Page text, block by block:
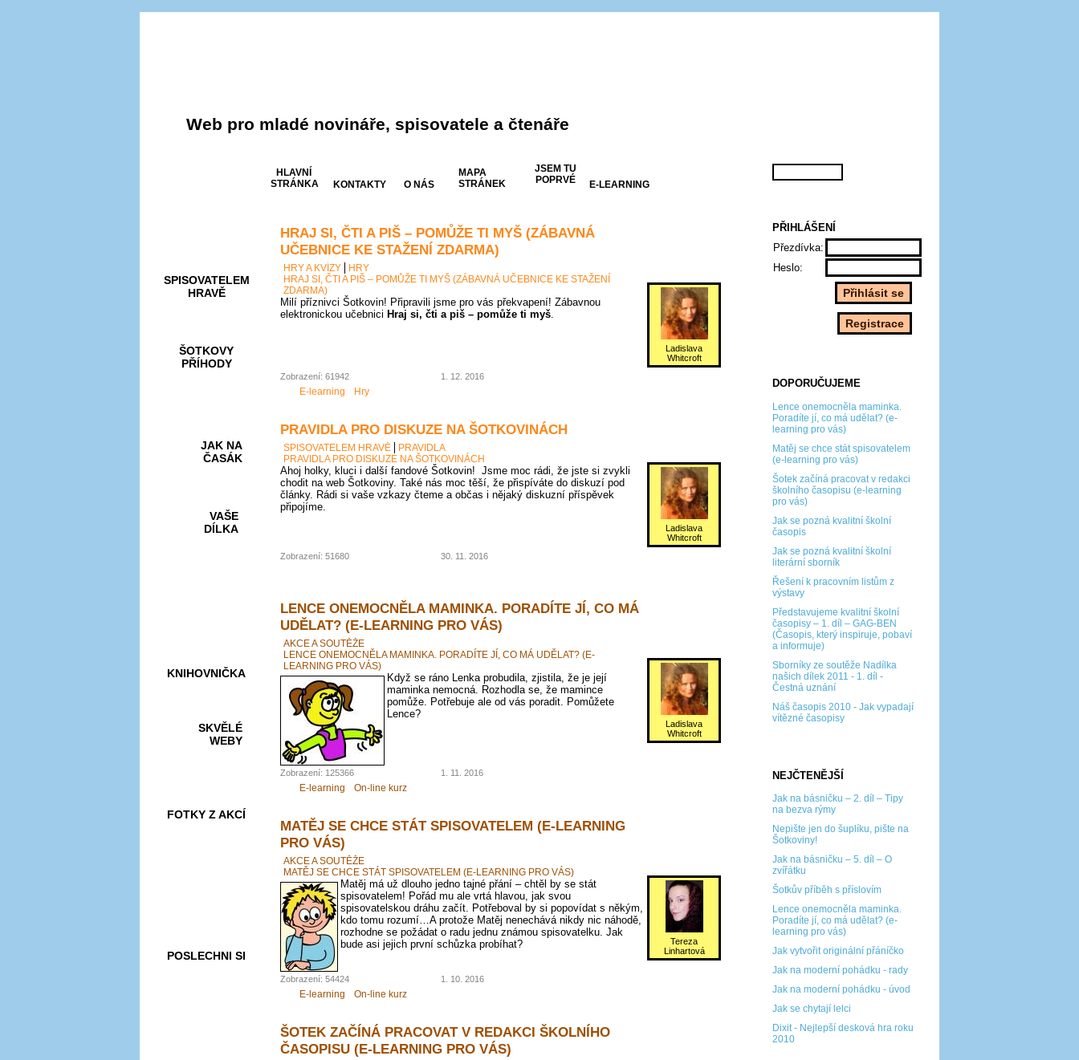
Web pro mladé novináře, spisovatele a čtenáře
HLAVNÍ
STRÁNKA
KONTAKTY O NÁS
MAPA
STRÁNEK
JSEM TU
POPRVÉ
E-LEARNING
SPISOVATELEM
HRAVĚ
ŠOTKOVY
PŘÍHODY
JAK NA
ČASÁK
VAŠE
DÍLKA
KNIHOVNIČKA
SKVĚLÉ
WEBY
FOTKY Z AKCÍ
POSLECHNI SI
PŘIHLÁŠENÍ
Přezdívka:
Heslo:
DOPORUČUJEME
Lence onemocněla maminka.
Poradíte jí, co má udělat? (e-
learning pro vás)
Matěj se chce stát spisovatelem
(e-learning pro vás)
Šotek začíná pracovat v redakci
školního časopisu (e-learning
pro vás)
Jak se pozná kvalitní školní
časopis
Jak se pozná kvalitní školní
literární sborník
Řešení k pracovním listům z
výstavy
Představujeme kvalitní školní
časopisy – 1. díl – GAG-BEN
(Časopis, který inspiruje, pobaví
a informuje)
Sborníky ze soutěže Nadílka
našich dílek 2011 - 1. díl -
Čestná uznání
Náš časopis 2010 - Jak vypadají
vítězné časopisy
NEJČTENĚJŠÍ
Jak na básničku – 2. díl – Tipy
na bezva rýmy
Nepište jen do šuplíku, pište na
Šotkoviny!
Jak na básničku – 5. díl – O
zvířátku
Šotkův příběh s příslovím
Lence onemocněla maminka.
Poradíte jí, co má udělat? (e-
learning pro vás)
Jak vytvořit originální přáníčko
Jak na moderní pohádku - rady
Jak na moderní pohádku - úvod
Jak se chytají lelci
Dixit - Nejlepší desková hra roku
2010
HRAJ SI, ČTI A PIŠ – POMŮŽE TI MYŠ (ZÁBAVNÁ
UČEBNICE KE STAŽENÍ ZDARMA)
HRY A KVÍZY
HRY
HRAJ SI, ČTI A PIŠ – POMŮŽE TI MYŠ (ZÁBAVNÁ UČEBNICE KE STAŽENÍ
ZDARMA)
Ladislava
Whitcroft
Milí příznivci Šotkovin! Připravili jsme pro vás překvapení! Zábavnou
elektronickou učebnici Hraj si, čti a piš – pomůže ti myš.
Zobrazení: 61942 1. 12. 2016
E-learning Hry
PRAVIDLA PRO DISKUZE NA ŠOTKOVINÁCH
SPISOVATELEM HRAVĚ
PRAVIDLA
PRAVIDLA PRO DISKUZE NA ŠOTKOVINÁCH
Ladislava
Whitcroft
Ahoj holky, kluci i další fandové Šotkovin! Jsme moc rádi, že jste si zvykli
chodit na web Šotkoviny. Také nás moc těší, že přispíváte do diskuzí pod
články. Rádi si vaše vzkazy čteme a občas i nějaký diskuzní příspěvek
připojíme.
Zobrazení: 51680 30. 11. 2016
LENCE ONEMOCNĚLA MAMINKA. PORADÍTE JÍ, CO MÁ
UDĚLAT? (E-LEARNING PRO VÁS)
AKCE A SOUTĚŽE
LENCE ONEMOCNĚLA MAMINKA. PORADÍTE JÍ, CO MÁ UDĚLAT? (E-
LEARNING PRO VÁS)
Ladislava
Whitcroft
Když se ráno Lenka probudila, zjistila, že je její
maminka nemocná. Rozhodla se, že mamince
pomůže. Potřebuje ale od vás poradit. Pomůžete
Lence?
Zobrazení: 125366 1. 11. 2016
E-learning On-line kurz
MATĚJ SE CHCE STÁT SPISOVATELEM (E-LEARNING
PRO VÁS)
AKCE A SOUTĚŽE
MATĚJ SE CHCE STÁT SPISOVATELEM (E-LEARNING PRO VÁS)
Tereza
Linhartová
Matěj má už dlouho jedno tajné přání – chtěl by se stát
spisovatelem! Pořád mu ale vrtá hlavou, jak svou
spisovatelskou dráhu začít. Potřeboval by si popovídat s někým,
kdo tomu rozumí…A protože Matěj nenechává nikdy nic náhodě,
rozhodne se požádat o radu jednu známou spisovatelku. Jak
bude asi jejich první schůzka probíhat?
Zobrazení: 54424 1. 10. 2016
E-learning On-line kurz
ŠOTEK ZAČÍNÁ PRACOVAT V REDAKCI ŠKOLNÍHO
ČASOPISU (E-LEARNING PRO VÁS)